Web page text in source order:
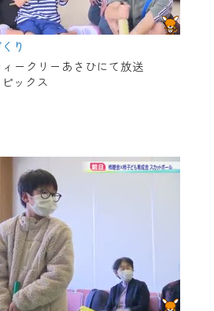
り
ークリーあさひにて放送
ックス